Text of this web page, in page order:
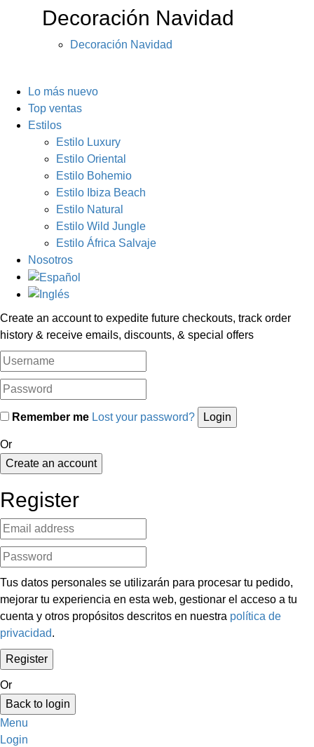
Decoración Navidad
Decoración Navidad
Lo más nuevo
Top ventas
Estilos
Estilo Luxury
Estilo Oriental
Estilo Bohemio
Estilo Ibiza Beach
Estilo Natural
Estilo Wild Jungle
Estilo África Salvaje
Nosotros
Create an account to expedite future checkouts, track order
history & receive emails, discounts, & special offers
Remember me Lost your password?
Or
Create an account
Register
Tus datos personales se utilizarán para procesar tu pedido,
mejorar tu experiencia en esta web, gestionar el acceso a tu
cuenta y otros propósitos descritos en nuestra política de
privacidad.
Or
Back to login
Menu
Login